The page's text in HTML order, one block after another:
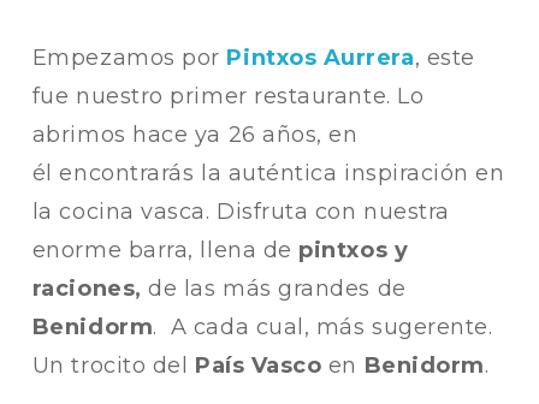
Empezamos por Pintxos Aurrera, este
fue nuestro primer restaurante. Lo
abrimos hace ya 26 años, en
él encontrarás la auténtica inspiración en
la cocina vasca. Disfruta con nuestra
enorme barra, llena de pintxos y
raciones, de las más grandes de
Benidorm. A cada cual, más sugerente.
Un trocito del País Vasco en Benidorm.